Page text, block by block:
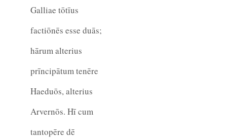
Galliae tōtīus
factiōnēs esse duās;
hārum alterius
prīncipātum tenēre
Haeduōs, alterius
Arvernōs. Hī cum
tantopēre dē